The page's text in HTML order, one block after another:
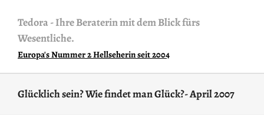
Tedora-Ihre Beraterin mit dem Blick fürs
Wesentliche.
Europa's Nummer 2 Hellseherin seit 2004
Glücklich sein? Wie findet man Glück?- April 2007